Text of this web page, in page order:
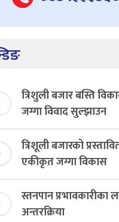
त्रिशुली बजार बस्ति
जग्गा विवाद सुल्झाउन
संयोजक तोकियो
त्रिशूली बजारको
एकीकृत जग्गा विकास
योजनाको जग्गा विवादमा
किन?, बस्ति विकास दर्ता
समिति विघटन हुने
स्तनपान प्रभावकारीका
अन्तरक्रिया